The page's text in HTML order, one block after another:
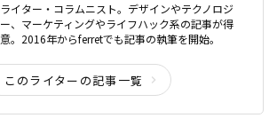
ライター・コラムニスト。デザインやテクノロジ
ー、マーケティングやライフハック系の記事が得
意。2016年からferretでも記事の執筆を開始。
このライターの記事一覧